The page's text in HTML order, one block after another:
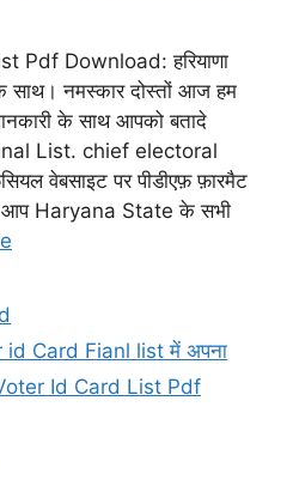
Pdf Download: हरियाणा
साथ। नमस्कार दोस्तों आज हम
के साथ आपको बतादे
List. chief electoral
वेबसाइट पर पीडीएफ़ फ़ारमैट
आप Haryana State के सभी
Card Fianl list में अपना
Id Card List Pdf